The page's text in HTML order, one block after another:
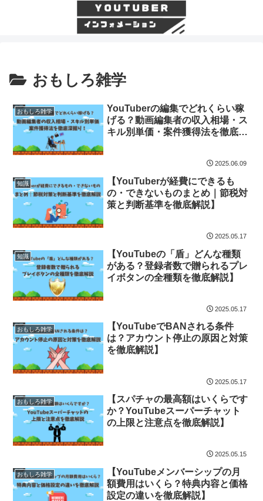
おもしろ雑学
おもしろ雑学
YouTuberの編集でどれくらい稼
げる？動画編集者の収入相場・ス
キル別単価・案件獲得法を徹底深
2025.06.09
知識
【YouTuberが経費にできるも
の・できないものまとめ｜節税対
策と判断基準を徹底解説】
2025.05.17
知識
【YouTubeの「盾」どんな種類
がある？登録者数で贈られるプレ
イボタンの全種類を徹底解説】
2025.05.17
おもしろ雑学
【YouTubeでBANされる条件
は？アカウント停止の原因と対策
を徹底解説】
2025.05.17
おもしろ雑学
【スパチャの最高額はいくらです
か？YouTubeスーパーチャット
の上限と注意点を徹底解説】
2025.05.15
おもしろ雑学
【YouTubeメンバーシップの月
額費用はいくら？特典内容と価格
設定の違いを徹底解説】